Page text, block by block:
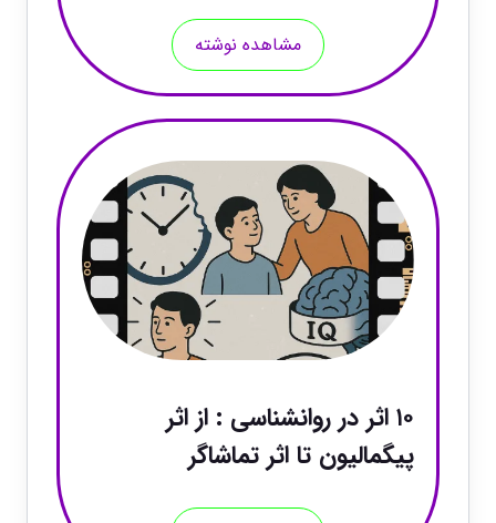
مشاهده نوشته
۱۰ اثر در روانشناسی : از اثر
پیگمالیون تا اثر تماشاگر